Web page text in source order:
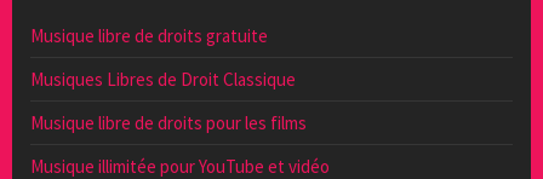
Musique libre de droits gratuite
Musiques Libres de Droit Classique
Musique libre de droits pour les films
Musique illimitée pour YouTube et vidéo